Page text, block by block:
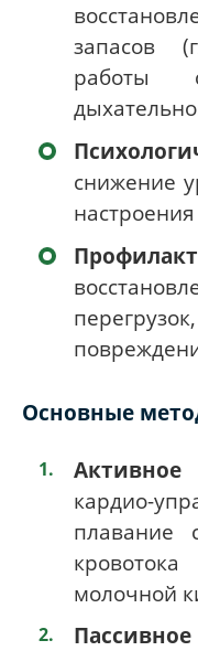
запасов
работы
снижение
Основные
Активное
кардио-
плавание
молочной